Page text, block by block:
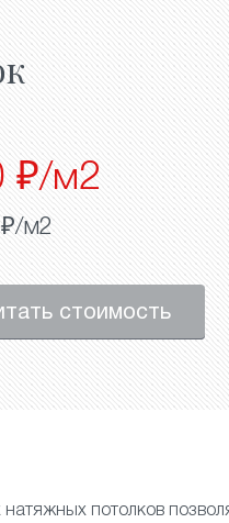
₽/м2
м2
стоимость
потолков